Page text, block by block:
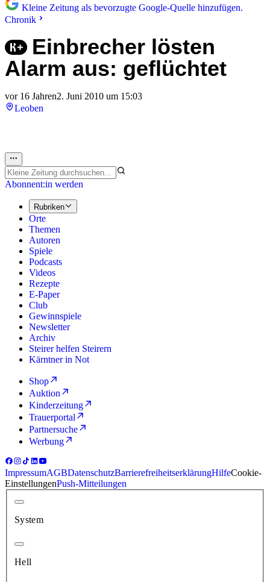
Kleine Zeitung als bevorzugte Google-Quelle hinzufügen.
Chronik
Einbrecher lösten
Alarm aus: geflüchtet
vor 16 Jahren2. Juni 2010 um 15:03
Leoben
Abonnent:in werden
Rubriken
Orte
Themen
Autoren
Spiele
Podcasts
Videos
Rezepte
E-Paper
Club
Gewinnspiele
Newsletter
Archiv
Steirer helfen Steirern
Kärntner in Not
Shop
Auktion
Kinderzeitung
Trauerportal
Partnersuche
Werbung
ImpressumAGBDatenschutzBarrierefreiheitserklärungHilfeCookie-
EinstellungenPush-Mitteilungen
System
Hell